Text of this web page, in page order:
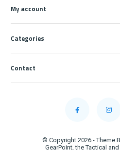
My account
Categories
Contact
© Copyright 2026 - Theme
GearPoint, the Tactical